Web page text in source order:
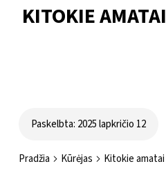
KITOKIE AMATAI
Paskelbta: 2025 lapkričio 12
Pradžia Kūrėjas Kitokie amatai